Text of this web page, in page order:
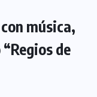
música,
de